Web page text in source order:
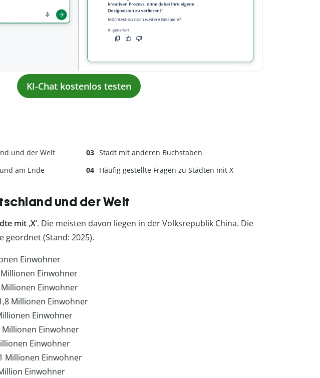
KI-Chat kostenlos testen
und der Welt
am Ende
Stadt mit anderen Buchstaben
Häufig gestellte Fragen zu Städten mit X
und der Welt
mit ‚X‘. Die meisten davon liegen in der Volksrepublik China. Die
geordnet (Stand: 2025).
Einwohner
Millionen Einwohner
Millionen Einwohner
Millionen Einwohner
Einwohner
Millionen Einwohner
Einwohner
Millionen Einwohner
Einwohner